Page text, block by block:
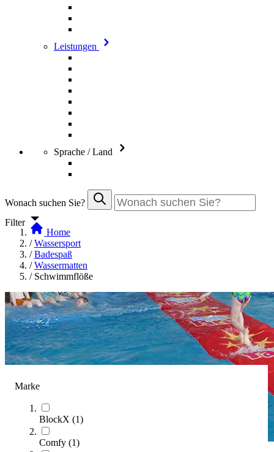
Leistungen
Sprache / Land
Wonach suchen Sie?
Filter
Marke
BlockX (1)
Comfy (1)
Home
/ Wassersport
/ Badespaß
/ Wassermatten
/ Schwimmflöße